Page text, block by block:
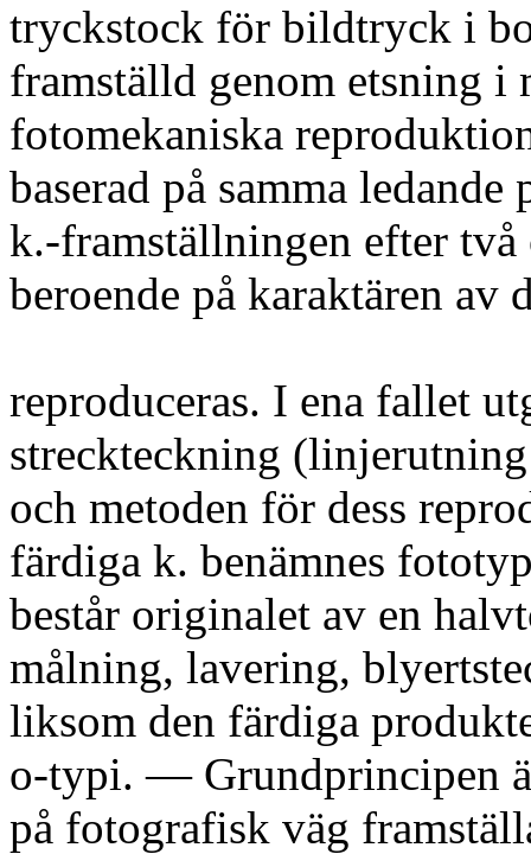
tryckstock för bildtryck i
framställd genom etsning i
fotomekaniska
baserad på samma
k.-framställningen efter
beroende på karaktären av
reproduceras. I ena fallet
streckteckning
och metoden för dess
färdiga k. benämnes
består originalet av en
målning, lavering,
liksom den färdiga
o-typi. — Grundprincipen
på fotografisk väg